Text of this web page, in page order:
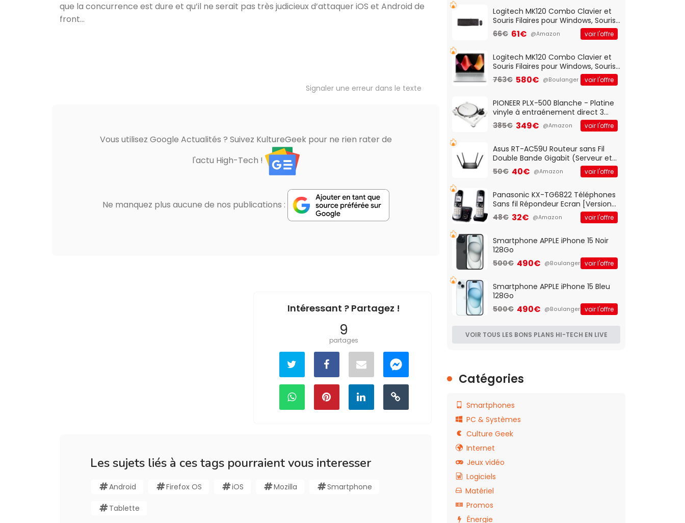
que la concurrence est dure et qu’il ne serait pas très judicieux d’attaquer iOS et Android de
front…
Signaler une erreur dans le texte
Vous utilisez Google Actualités ? Suivez KultureGeek pour ne rien rater de
l'actu High-Tech !
Ne manquez plus aucune de nos publications :
Intéressant ? Partagez !
9
partages
Les sujets liés à ces tags pourraient vous interesser
Android Firefox OS iOS Mozilla Smartphone
Tablette
Logitech MK120 Combo Clavier et
Souris Filaires pour Windows, Souris
Optique Filaire, Connexion USB Plug
And Play, Confortable, Taille
QWERTY UK - Noir
66€ 61€ @Amazon voir l'offre
Logitech MK120 Combo Clavier et
Souris Filaires pour Windows, Souris
Optique Filaire, Connexion USB Plug
And Play, Confortable, Taille
QWERTY UK - Noir
763€ 580€ @Boulanger voir l'offre
PIONEER PLX-500 Blanche - Platine
vinyle à entraénement direct 3
vitesses (33-45-78 trs/min) avec
pre-ampli intégré et port USB
385€ 349€ @Amazon voir l'offre
Asus RT-AC59U Routeur sans Fil
Double Bande Gigabit (Serveur et
Client VPN, Triple Vlan, Mode Point
d'accès et Bridge, contrôle
50€ 40€ @Amazon voir l'offre
Panasonic KX-TG6822 Téléphones
Sans fil Répondeur Ecran [Version
Française]
48€ 32€ @Amazon voir l'offre
Smartphone APPLE iPhone 15 Noir
128Go
500€ 490€ @Boulanger voir l'offre
Smartphone APPLE iPhone 15 Bleu
128Go
500€ 490€ @Boulanger voir l'offre
VOIR TOUS LES BONS PLANS HI-TECH EN LIVE
Catégories
Smartphones
PC & Systèmes
Culture Geek
Internet
Jeux vidéo
Logiciels
Matériel
Promos
Énergie